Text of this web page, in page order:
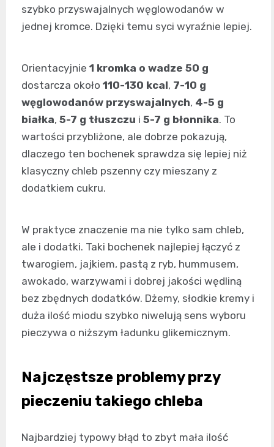
szybko przyswajalnych węglowodanów w
jednej kromce. Dzięki temu syci wyraźnie lepiej.
Orientacyjnie 1 kromka o wadze 50 g
dostarcza około 110-130 kcal, 7-10 g
węglowodanów przyswajalnych, 4-5 g
białka, 5-7 g tłuszczu i 5-7 g błonnika. To
wartości przybliżone, ale dobrze pokazują,
dlaczego ten bochenek sprawdza się lepiej niż
klasyczny chleb pszenny czy mieszany z
dodatkiem cukru.
W praktyce znaczenie ma nie tylko sam chleb,
ale i dodatki. Taki bochenek najlepiej łączyć z
twarogiem, jajkiem, pastą z ryb, hummusem,
awokado, warzywami i dobrej jakości wędliną
bez zbędnych dodatków. Dżemy, słodkie kremy i
duża ilość miodu szybko niwelują sens wyboru
pieczywa o niższym ładunku glikemicznym.
Najczęstsze problemy przy
pieczeniu takiego chleba
Najbardziej typowy błąd to zbyt mała ilość